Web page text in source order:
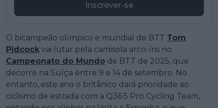
Inscrever-se
O bicampeão olímpico e mundial de BTT Tom
Pidcock vai lutar pela camisola arco-íris no
Campeonato do Mundo de BTT de 2025, que
decorre na Suíça entre 9 e 14 de setembro. No
entanto, este ano o britânico dará prioridade ao
ciclismo de estrada com a Q36.5 Pro Cycling Team,